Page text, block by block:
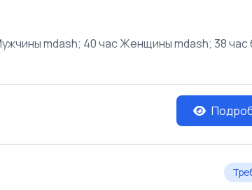
mdash; 40 час Женщины mdash; 38 час